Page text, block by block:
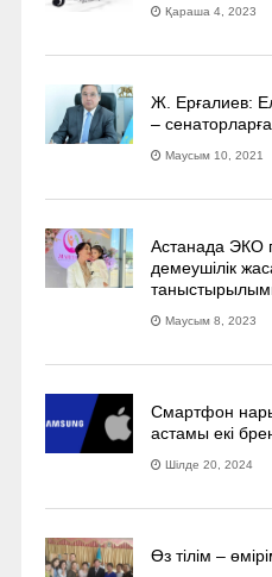
Қараша 4, 2023
Ж. Ерғалиев:
–
Маусым 10, 2021
Астанада ЭКО
демеушілік
Маусым 8, 2023
Смартфон
астамы екі
Шілде 20, 2024
Өз тілім –